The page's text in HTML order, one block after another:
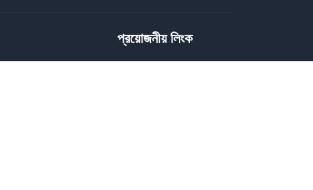
প্রয়োজনীয় লিংক
Privacy Policy